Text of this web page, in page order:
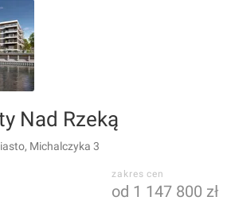
Nad Rzeką
Michalczyka 3
zakres cen
od 1 147 800 zł